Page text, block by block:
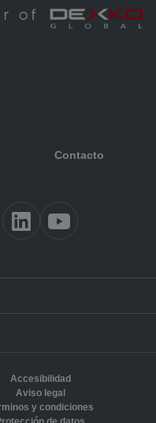
Contacto
Accesibilidad
Aviso legal
y condiciones